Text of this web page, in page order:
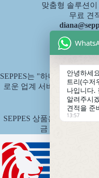
맞춤형 솔루션
무료 견
SEPPES는 "하나의 문, 하나
로운 업계 서비스 표준인 제
SEPPES 상품은 중국 핑안
금 1,500만 위안
안녕하세
트리(수저
나입니다.
알려주시
견적을 준
13:57